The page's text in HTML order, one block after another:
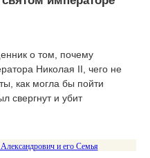
о том, почему
Николая II, чего не
как могла бы пойти
свергнут и убит